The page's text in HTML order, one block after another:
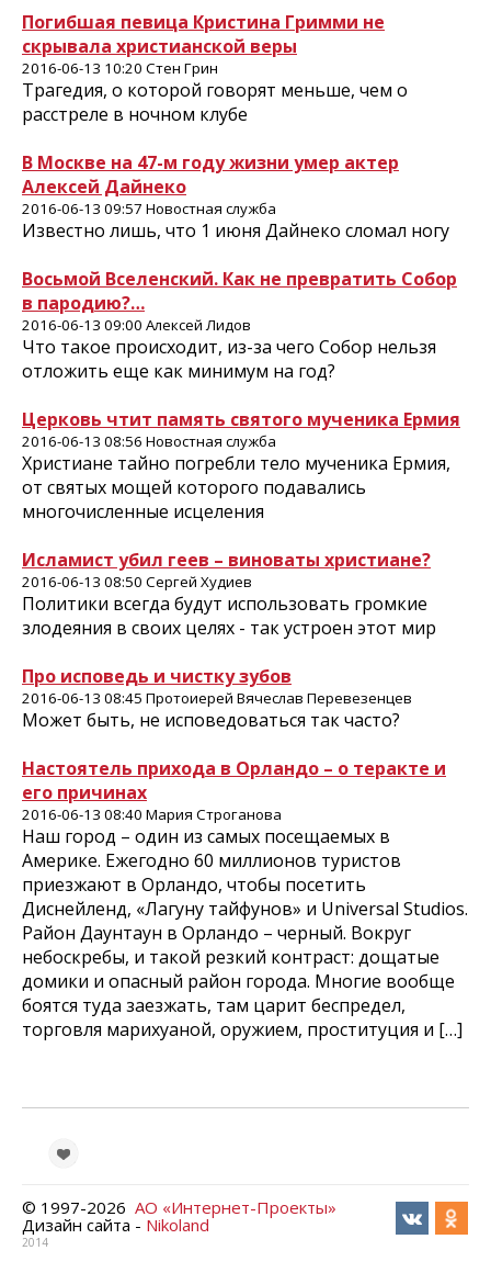
Погибшая певица Кристина Гримми не
скрывала христианской веры
2016-06-13 10:20 Стен Грин
Трагедия, о которой говорят меньше, чем о
расстреле в ночном клубе
В Москве на 47-м году жизни умер актер
Алексей Дайнеко
2016-06-13 09:57 Новостная служба
Известно лишь, что 1 июня Дайнеко сломал ногу
Восьмой Вселенский. Как не превратить Собор
в пародию?…
2016-06-13 09:00 Алексей Лидов
Что такое происходит, из-за чего Собор нельзя
отложить еще как минимум на год?
Церковь чтит память святого мученика Ермия
2016-06-13 08:56 Новостная служба
Христиане тайно погребли тело мученика Ермия,
от святых мощей которого подавались
многочисленные исцеления
Исламист убил геев – виноваты христиане?
2016-06-13 08:50 Сергей Худиев
Политики всегда будут использовать громкие
злодеяния в своих целях - так устроен этот мир
Про исповедь и чистку зубов
2016-06-13 08:45 Протоиерей Вячеслав Перевезенцев
Может быть, не исповедоваться так часто?
Настоятель прихода в Орландо – о теракте и
его причинах
2016-06-13 08:40 Мария Строганова
Наш город – один из самых посещаемых в
Америке. Ежегодно 60 миллионов туристов
приезжают в Орландо, чтобы посетить
Диснейленд, «Лагуну тайфунов» и Universal Studios.
Район Даунтаун в Орландо – черный. Вокруг
небоскребы, и такой резкий контраст: дощатые
домики и опасный район города. Многие вообще
боятся туда заезжать, там царит беспредел,
торговля марихуаной, оружием, проституция и […]
© 1997-2026 АО «Интернет-Проекты»
Дизайн сайта - Nikoland
2014